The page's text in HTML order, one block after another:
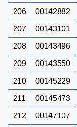
206 00142882
207 00143101
208 00143496
209 00143550
210 00145229
211 00145473
212 00147107